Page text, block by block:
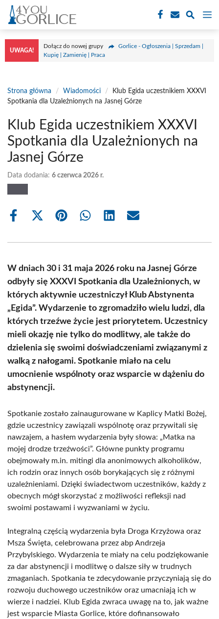
Przejdź
treści
UWAGA!
Dołącz do nowej grupy
Gorlice - Ogłoszenia | Sprzedam |
Kupię | Zamienię | Praca
Strona główna / Wiadomości /
Klub Egida uczestnikiem XXXVI
Spotkania dla Uzależnionych na Jasnej Górze
Klub Egida uczestnikiem XXXVI
Spotkania dla Uzależnionych na
Jasnej Górze
Data dodania: 6 czerwca 2026 r.
Share
Share
(Twitter)
Share Share Share Share
W dniach 30 i 31 maja 2026 roku na Jasnej Górze
odbyły się XXXVI Spotkania dla Uzależnionych, w
których aktywnie uczestniczył Klub Abstynenta
„Egida”. Wydarzenie to zgromadziło wielu ludzi, dla
których trzeźwe życie jest priorytetem. Uczestnicy
mieli okazję nie tylko do modlitwy, ale także do
dzielenia się swoimi doświadczeniami związanymi z
walką z nałogami. Spotkanie miało na celu
umocnienie wspólnoty oraz wsparcie w dążeniu do
abstynencji.
Spotkanie zostało zainaugurowane w Kaplicy Matki Bożej,
gdzie uczestnicy zawiązali wspólnotę oraz przywitali się
nawzajem, a hasłem wydarzenia były słowa: „Matka na
mojej drodze trzeźwości”. Główne punkty programu
obejmowały m.in. mitingi dla anonimowych alkoholików,
ich rodzin oraz innych osób borykających się z różnymi
uzależnieniami. Dzięki świadectwom uczestników, każdy z
obecnych mógł skorzystać z możliwości refleksji nad
swoimi postawami i wyzwaniami w życiu.
Integralną częścią wydarzenia była Droga Krzyżowa oraz
Msza Święta, celebrowana przez abp Andrzeja
Przybylskiego. Wydarzenia te miały na celu podziękowanie
za dar abstynencji i modlitwę o dalsze siły w trudnych
zmaganiach. Spotkania te zdecydowanie przyczyniają się do
rozwoju duchowego uczestników oraz umacniają ich w
wierze i nadziei. Klub Egida zwraca uwagę na to, jak ważne
jest wsparcie Miasta Gorlice, które dofinansowało